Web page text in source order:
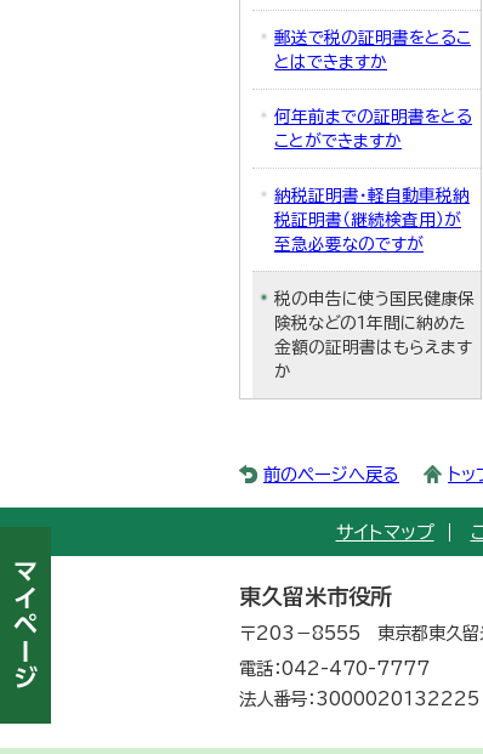
郵送で税の証明書をとるこ
とはできますか
何年前までの証明書をとる
ことができますか
納税証明書・軽自動車税納
税証明書（継続検査用）が
至急必要なのですが
税の申告に使う国民健康保
険税などの1年間に納めた
金額の証明書はもらえます
か
前のページへ戻る ト
サイトマップ
東久留米市役所
〒203－8555 東京都東久留
電話：042-470-7777
法人番号：3000020132225